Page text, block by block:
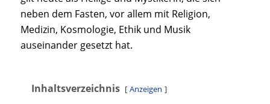
neben dem Fasten, vor allem mit Religion,
Medizin, Kosmologie, Ethik und Musik
auseinander gesetzt hat.
Inhaltsverzeichnis Anzeigen